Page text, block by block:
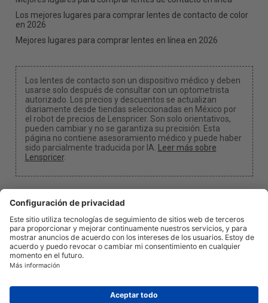
Los mejores lugares para comprar lentes de contacto de color
en 2026
Mejores lugares para comprar lentes en línea en 2026
Los lentes de contacto son un dispositivo médico y deben
usarse solo después de consultar con un optometrista
autorizado. Los precios y descuentos se actualizan
diariamente desde tiendas seleccionadas en México por
el robot de precios de Lenspricer. Son solo orientativos,
pueden cambiar y no se garantiza su precisión. Esta
página no contiene asesoramiento médico y puede haber
sido parcialmente traducida por IA. Leer más sobre
Lenspricer.
Configuración de cookies y privacidad
Podemos ganar una comisión si utilizas uno de
nuestros enlaces para realizar una compra.
Acerca de nosotrosNoticiasInformación
Política de PrivacidadLegalinfo@lenspricer.mx